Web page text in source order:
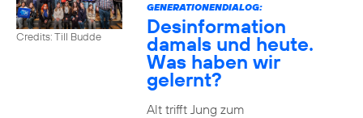
Credits: Till Budde
GENERATIONENDIALOG:
Desinformation
damals und heute.
Was haben wir
gelernt?
Alt trifft Jung zum